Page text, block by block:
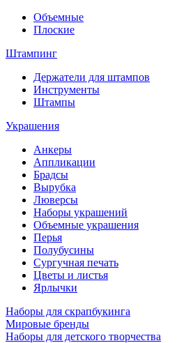
Объемные
Плоские
Штампинг
Держатели для штампов
Инструменты
Штампы
Украшения
Анкеры
Аппликации
Брадсы
Вырубка
Люверсы
Наборы украшений
Объемные украшения
Перья
Полубусины
Сургучная печать
Цветы и листья
Ярлычки
Наборы для скрапбукинга
Мировые бренды
Наборы для детского творчества